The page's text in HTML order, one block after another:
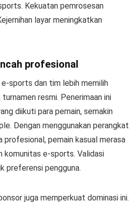
Kekuatan pemrosesan
layar meningkatkan
profesional
sports dan tim lebih memilih
resmi. Penerimaan ini
diikuti para pemain, semakin
Dengan menggunakan perangkat
profesional, pemain kasual merasa
komunitas e-sports. Validasi
preferensi pengguna.
juga memperkuat dominasi ini.